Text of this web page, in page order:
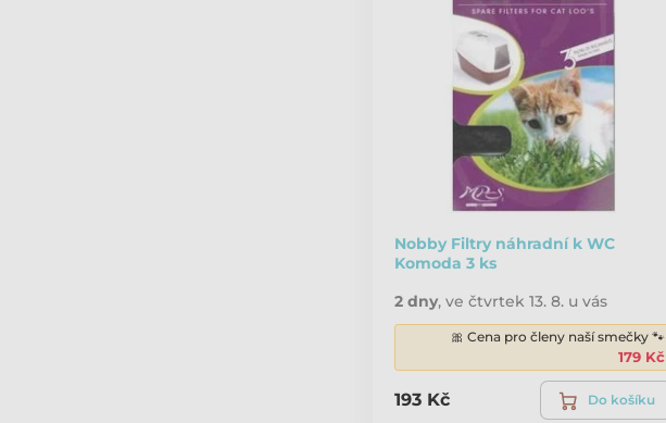
Nobby Filtry náhradní k WC
Komoda 3 ks
2 dny, ve čtvrtek 13. 8. u vás
🎀 Cena pro členy naší smečky 🐾
179 Kč
193 Kč Do košíku